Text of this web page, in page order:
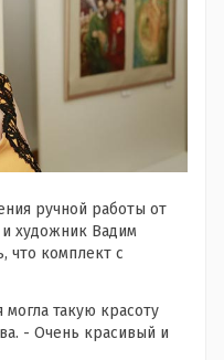
ручной работы от
художник Вадим
что комплект с
такую красоту
- Очень красивый и